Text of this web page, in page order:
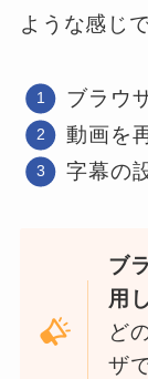
ような感じで
ブラウ
動画を
字幕の
ブ
用
ど
ザ